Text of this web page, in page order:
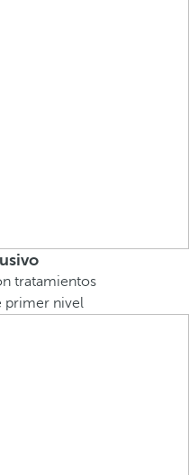
tratamientos
primer nivel